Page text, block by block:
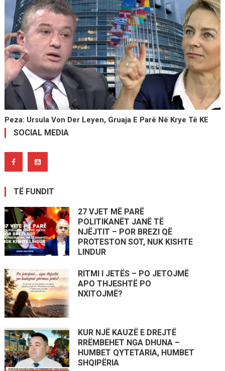
Peza: Ursula Von Der Leyen, Gruaja E Parë Në Krye Të KE
SOCIAL MEDIA
TË FUNDIT
27 VJET MË PARË
POLITIKANËT JANË TË
NJËJTIT – POR BREZI QË
PROTESTON SOT, NUK KISHTE
LINDUR
RITMI I JETËS – PO JETOJMË
APO THJESHTË PO
NXITOJMË?
KUR NJË KAUZË E DREJTË
RRËMBEHET NGA DHUNA –
HUMBET QYTETARIA, HUMBET
SHQIPËRIA